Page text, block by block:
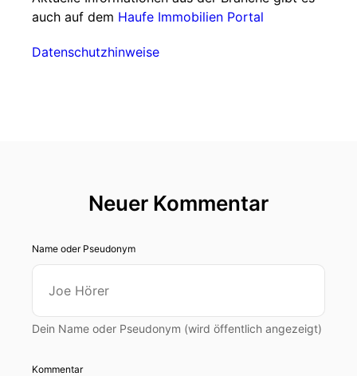
auch auf dem Haufe Immobilien Portal
Datenschutzhinweise
Neuer Kommentar
Name oder Pseudonym
Dein Name oder Pseudonym (wird öffentlich angezeigt)
Kommentar